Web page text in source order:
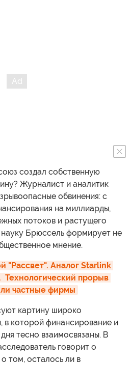
создал собственную
Журналист и аналитик
обвинения: с
на миллиарды,
потоков и растущего
Брюссель формирует не
мнение.
"Рассвет". Аналог Starlink
Технологический прорыв
частные фирмы
картину широко
в которой финансирование и
тесно взаимосвязаны. В
говорит о
том, осталось ли в